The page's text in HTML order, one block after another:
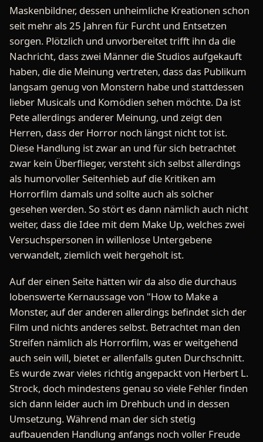
Maskenbildner, dessen unheimliche Kreationen schon
seit mehr als 25 Jahren für Furcht und Entsetzen
sorgen. Plötzlich und unvorbereitet trifft ihn da die
Nachricht, dass zwei Männer die Studios aufgekauft
haben, die die Meinung vertreten, dass das Publikum
langsam genug von Monstern habe und stattdessen
lieber Musicals und Komödien sehen möchte. Da ist
Pete allerdings anderer Meinung, und zeigt den
Herren, dass der Horror noch längst nicht tot ist.
Diese Handlung ist zwar an und für sich betrachtet
zwar kein Überflieger, versteht sich selbst allerdings
als humorvoller Seitenhieb auf die Kritiken am
Horrorfilm damals und sollte auch als solcher
gesehen werden. So stört es dann nämlich auch nicht
weiter, dass die Idee mit dem Make Up, welches zwei
Versuchspersonen in willenlose Untergebene
verwandelt, ziemlich weit hergeholt ist.
Auf der einen Seite hätten wir da also die durchaus
lobenswerte Kernaussage von "How to Make a
Monster, auf der anderen allerdings befindet sich der
Film und nichts anderes selbst. Betrachtet man den
Streifen nämlich als Horrorfilm, was er weitgehend
auch sein will, bietet er allenfalls guten Durchschnitt.
Es wurde zwar vieles richtig angepackt von Herbert L.
Strock, doch mindestens genau so viele Fehler finden
sich dann leider auch im Drehbuch und in dessen
Umsetzung. Während man der sich stetig
aufbauenden Handlung anfangs noch voller Freude